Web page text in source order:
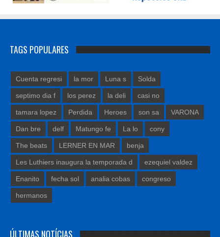
septimo dia f los perez la deli casi no
tamara lopez Perdida Heroes son sa
Dan bre delf Matungo fe La lo cony
The beats LERNER EN MAR benja
Les Luthiers inaugura la temporada d ezequiel valdez
Enanito fecha sol analia cobas congreso
hermanos